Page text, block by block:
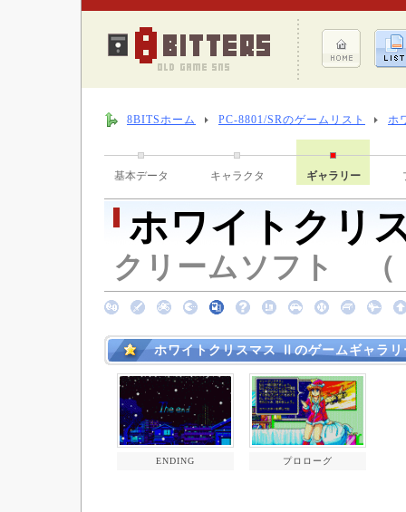
8BITSホーム PC-8801/SRのゲームリスト ホ
基本データ キャラクタ ギャラリー
ホワイトクリ
クリームソフト （
ホワイトクリスマス Ⅱのゲームギャラリ
ENDING プロローグ